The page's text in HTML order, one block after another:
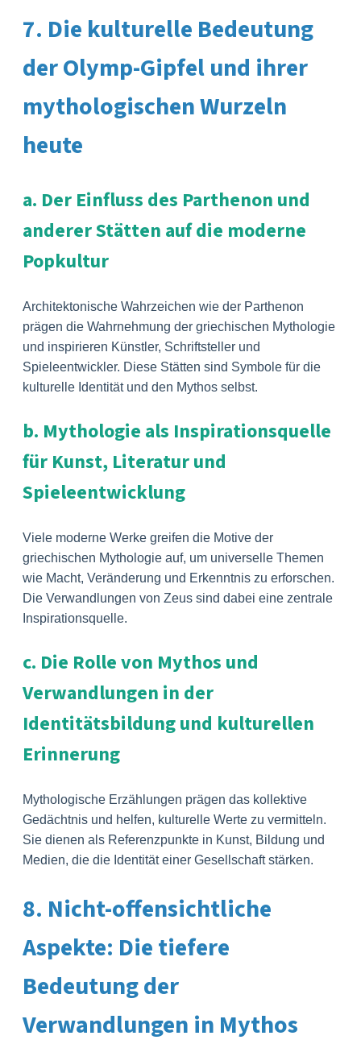
7. Die kulturelle Bedeutung
der Olymp-Gipfel und ihrer
mythologischen Wurzeln
heute
a. Der Einfluss des Parthenon und
anderer Stätten auf die moderne
Popkultur
Architektonische Wahrzeichen wie der Parthenon
prägen die Wahrnehmung der griechischen Mythologie
und inspirieren Künstler, Schriftsteller und
Spieleentwickler. Diese Stätten sind Symbole für die
kulturelle Identität und den Mythos selbst.
b. Mythologie als Inspirationsquelle
für Kunst, Literatur und
Spieleentwicklung
Viele moderne Werke greifen die Motive der
griechischen Mythologie auf, um universelle Themen
wie Macht, Veränderung und Erkenntnis zu erforschen.
Die Verwandlungen von Zeus sind dabei eine zentrale
Inspirationsquelle.
c. Die Rolle von Mythos und
Verwandlungen in der
Identitätsbildung und kulturellen
Erinnerung
Mythologische Erzählungen prägen das kollektive
Gedächtnis und helfen, kulturelle Werte zu vermitteln.
Sie dienen als Referenzpunkte in Kunst, Bildung und
Medien, die die Identität einer Gesellschaft stärken.
8. Nicht-offensichtliche
Aspekte: Die tiefere
Bedeutung der
Verwandlungen in Mythos